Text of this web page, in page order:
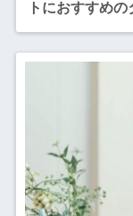
トにおすすめ